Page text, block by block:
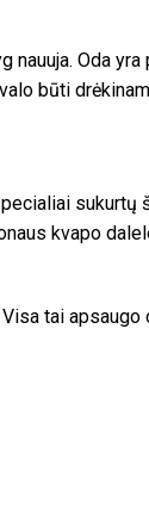
Oda
būti
sukurtų
kvapo
tai